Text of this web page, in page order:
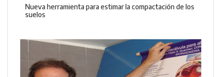
Nueva herramienta para estimar la compactación de los
suelos